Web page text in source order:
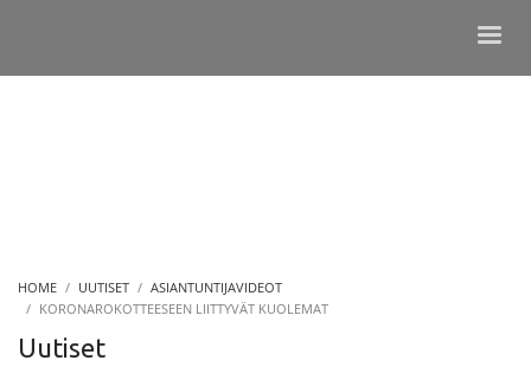
HOME UUTISET
ASIANTUNTIJAVIDEOT
KORONAROKOTTEESEEN LIITTYVÄT KUOLEMAT
Uutiset